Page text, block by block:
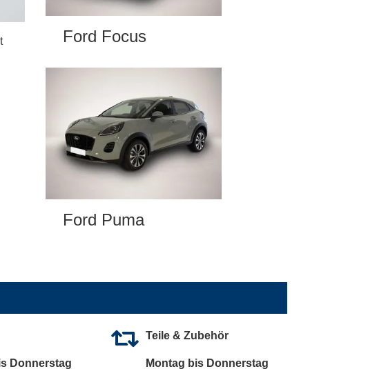
Ford Focus
Ford Puma
Donnerstag
Teile & Zubehör
Montag bis Donnerstag